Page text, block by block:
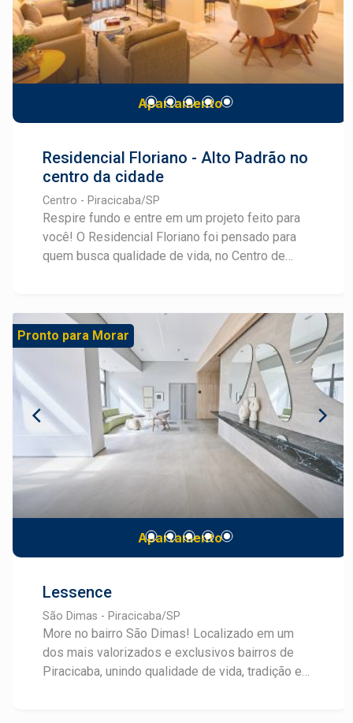
melhores regiões residenciais de Piracicaba, o
The Gardens fica próximo a serviços, comércio,
escolas e com fácil acesso às principais vias da
cidade ? perfeito para quem busca qualidade de
vida sem abrir mão da praticidade.
Apartamento
Residencial Floriano - Alto Padrão no
centro da cidade
Centro - Piracicaba/SP
Respire fundo e entre em um projeto feito para
você! O Residencial Floriano foi pensado para
quem busca qualidade de vida, no Centro de
Apartamentos de 164m² com até 4 dormitórios,
sendo 2 suítes e 2 semi suítes ou 3 suítes, tal
qual o decorado. Além de ter cozinha com 3
opções de instalação de fogão. Sala com espaço
3 ambientes ou 2 ambientes sendo o 3º revertido
para home office. A infraestrutura conta com lazer
completo e áreas comuns 100% decoradas. Um
bônus especial: a construtora oferece grátis o
projeto de decoração de interiores da Arquiteta
Milena Nazatto! Venha viver grandes momentos
e criar memórias especiais com a sua família e
muitos amigos
Pronto para Morar
Apartamento
Lessence
São Dimas - Piracicaba/SP
More no bairro São Dimas! Localizado em um
dos mais valorizados e exclusivos bairros de
Piracicaba, unindo qualidade de vida, tradição e